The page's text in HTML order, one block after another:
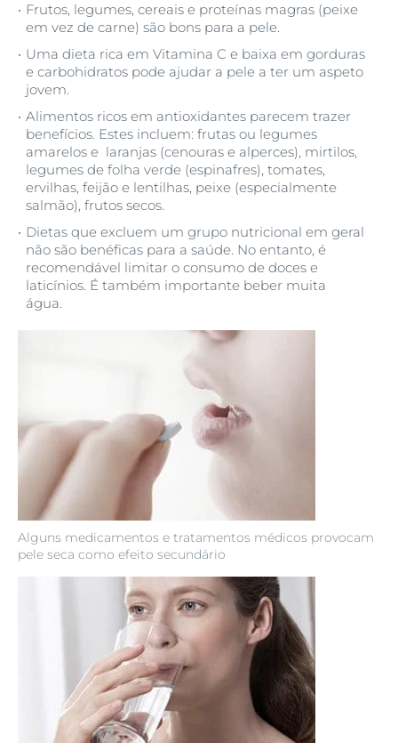
Alguns medicamentos e tratamentos médicos provocam
pele seca como efeito secundário
Frutos, legumes, cereais e proteínas magras (peixe
em vez de carne) são bons para a pele.
Uma dieta rica em Vitamina C e baixa em gorduras
e carbohidratos pode ajudar a pele a ter um aspeto
jovem.
Alimentos ricos em antioxidantes parecem trazer
benefícios. Estes incluem: frutas ou legumes
amarelos e laranjas (cenouras e alperces), mirtilos,
legumes de folha verde (espinafres), tomates,
ervilhas, feijão e lentilhas, peixe (especialmente
salmão), frutos secos.
Dietas que excluem um grupo nutricional em geral
não são benéficas para a saúde. No entanto, é
recomendável limitar o consumo de doces e
laticínios. É também importante beber muita
água.